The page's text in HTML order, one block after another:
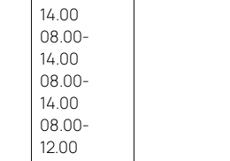
14.00
08.00-
14.00
08.00-
14.00
08.00-
12.00